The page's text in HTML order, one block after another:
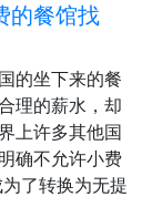
的餐馆找
的坐下来的餐
理的薪水，却
上许多其他国
确不允许小费
了转换为无提